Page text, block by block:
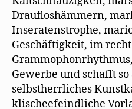
Draufloshämmern,
Inseratenstrophe,
Geschäftigkeit, im
Gewerbe und schafft
selbstherrliches
klischeefeindliche